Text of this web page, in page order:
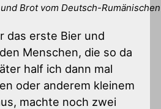
Brot vom Deutsch-
das erste Bier und
Menschen, die so da
half ich dann mal
oder anderem kleinem
machte noch zwei